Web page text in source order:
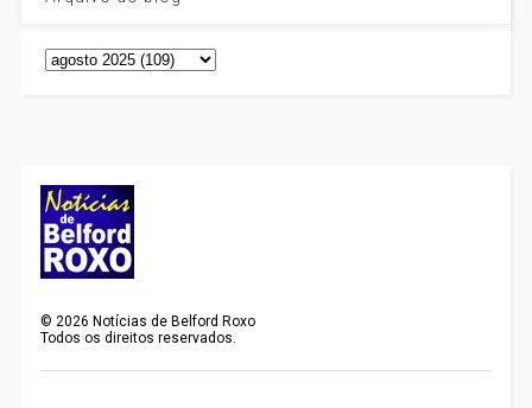
©2026 Notícias de Belford Roxo
Todos os direitos reservados.